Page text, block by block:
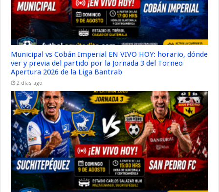
Municipal vs Cobán Imperial EN VIVO HOY: horario, dónde
ver y previa del partido por la Jornada 3 del Torneo
Apertura 2026 de la Liga Bantrab
2 días ago